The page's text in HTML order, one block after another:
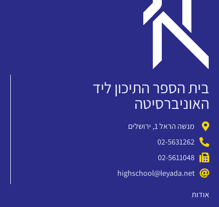
בית הספר התיכון ליד
האוניברסיטה
מנשה הראל 1, ירושלים
02-5631262
02-5611048
highschool@leyada.net
אודות